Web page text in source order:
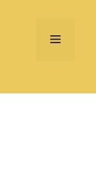
Menú